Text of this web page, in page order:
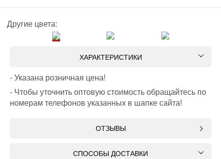
Другие цвета:
ХАРАКТЕРИСТИКИ
- Указана розничная цена!
- Чтобы уточнить оптовую стоимость обращайтесь по
номерам телефонов указанных в шапке сайта!
ОТЗЫВЫ
СПОСОБЫ ДОСТАВКИ